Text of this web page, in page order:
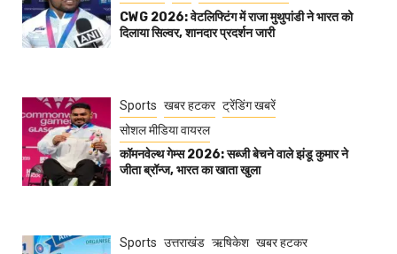
CWG 2026: वेटलिफ्टिंग में राजा मुथुपांडी ने भारत को
दिलाया सिल्वर, शानदार प्रदर्शन जारी
Sports खबर हटकर ट्रेंडिंग खबरें
सोशल मीडिया वायरल
कॉमनवेल्थ गेम्स 2026: सब्जी बेचने वाले झंडू कुमार ने
जीता ब्रॉन्ज, भारत का खाता खुला
Sports उत्तराखंड ऋषिकेश खबर हटकर